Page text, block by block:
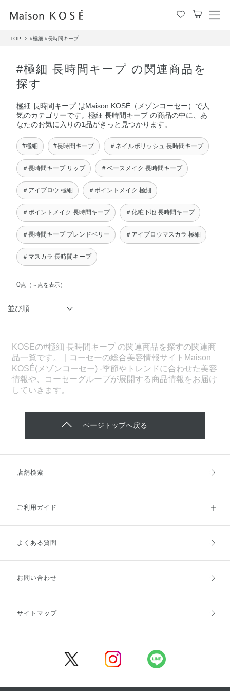
メ
TOP #極細 #長時間キープ
#極細 長時間キープ の関連商品を
探す
極細 長時間キープ はMaison KOSÉ（メゾンコーセー）で人
気のカテゴリーです。極細 長時間キープ の商品の中に、あ
なたのお気に入りの1品がきっと見つかります。
#極細 #長時間キープ ＃ネイルポリッシュ 長時間キープ
＃長時間キープ リップ ＃ベースメイク 長時間キープ
＃アイブロウ 極細 ＃ポイントメイク 極細
＃ポイントメイク 長時間キープ ＃化粧下地 長時間キープ
＃長時間キープ ブレンドベリー ＃アイブロウマスカラ 極細
＃マスカラ 長時間キープ
0点 （～点を表示）
並び順
KOSEの#極細 長時間キープ の関連商品を探すの関連商
品一覧です。｜コーセーの総合美容情報サイトMaison
KOSÉ(メゾンコーセー) -季節やトレンドに合わせた美容
情報や、コーセーグループが展開する商品情報をお届け
していきます。
ページトップへ戻る
店舗検索
ご利用ガイド
ご利用ガイドトップ
お支払方法
キャンセル・返品・交換
よくある質問
お問い合わせ
サイトマップ